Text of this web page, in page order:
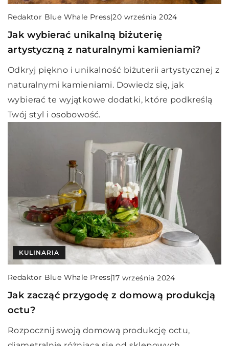
Redaktor Blue Whale Press|20 września 2024
Jak wybierać unikalną biżuterię
artystyczną z naturalnymi kamieniami?
Odkryj piękno i unikalność biżuterii artystycznej z
naturalnymi kamieniami. Dowiedz się, jak
wybierać te wyjątkowe dodatki, które podkreślą
Twój styl i osobowość.
KULINARIA
Redaktor Blue Whale Press|17 września 2024
Jak zacząć przygodę z domową produkcją
octu?
Rozpocznij swoją domową produkcję octu,